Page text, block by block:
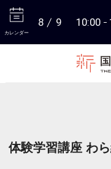
カレンダー
8 9 10:00
体験学習講座 わ